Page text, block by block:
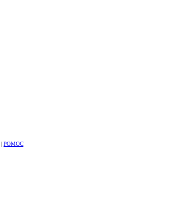
POMOC